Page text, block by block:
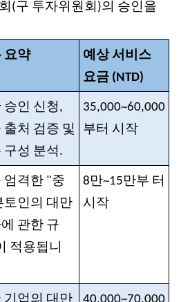
(구 투자위원회)의 승인을
요약
예상 서비스
요금 (NTD)
승인 신청,
출처 검증 및
구성 분석.
35,000~60,000
부터 시작
엄격한 "중
토인의 대만
관한 규
적용됩니
8만~15만부 터
시작